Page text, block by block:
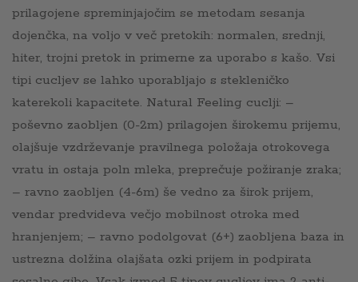
prilagojene spreminjajočim se metodam sesanja
dojenčka, na voljo v več pretokih: normalen, srednji,
hiter, trojni pretok in primerne za uporabo s kašo. Vsi
tipi cucljev se lahko uporabljajo s stekleničko
katerekoli kapacitete. Natural Feeling cuclji: –
poševno zaobljen (0-2m) prilagojen širokemu prijemu,
olajšuje vzdrževanje pravilnega položaja otrokovega
vratu in ostaja poln mleka, preprečuje požiranje zraka;
– ravno zaobljen (4-6m) še vedno za širok prijem,
vendar predvideva večjo mobilnost otroka med
hranjenjem; – ravno podolgovat (6+) zaobljena baza in
ustrezna dolžina olajšata ozki prijem in podpirata